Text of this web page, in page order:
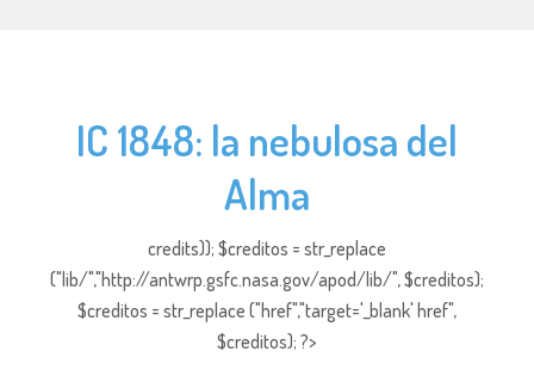
IC 1848: la nebulosa del
Alma
credits)); $creditos = str_replace
("lib/","http://antwrp.gsfc.nasa.gov/apod/lib/", $creditos);
$creditos = str_replace ("href","target='_blank' href",
$creditos); ?>